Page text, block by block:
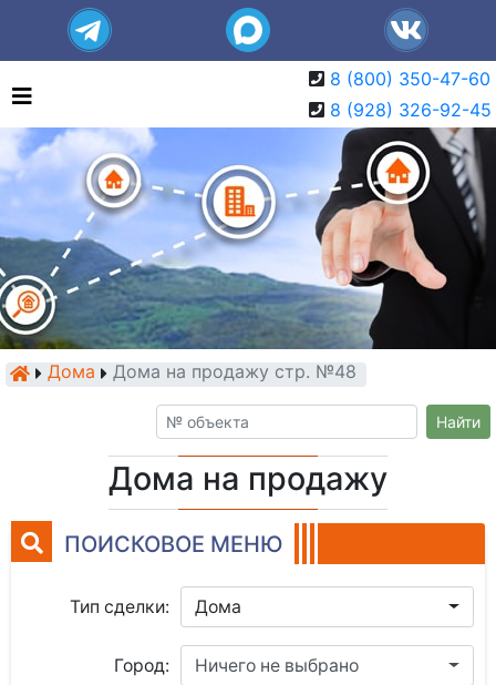
8 (800) 350-47-60
8 (928) 326-92-45
Дома Дома на продажу стр. №48
Найти
Дома на продажу
ПОИСКОВОЕ МЕНЮ
Тип сделки: Дома
Город: Ничего не выбрано